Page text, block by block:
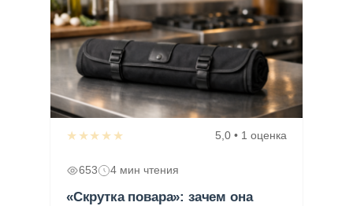
★★★★★ 5,0 • 1 оценка
653 4 мин чтения
«Скрутка повара»: зачем она